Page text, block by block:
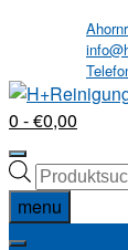
content
0 - €0,00
Products
search
menu